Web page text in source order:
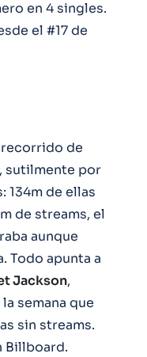
en 4 singles.
el #17 de
de
sutilmente por
134m de ellas
de streams, el
aunque
Todo apunta a
Jackson,
semana que
sin streams.
Billboard.